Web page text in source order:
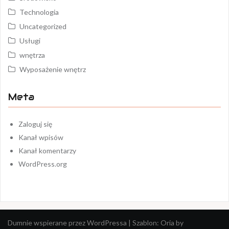
Technologia
Uncategorized
Usługi
wnętrza
Wyposażenie wnętrz
Meta
Zaloguj się
Kanał wpisów
Kanał komentarzy
WordPress.org
Dumnie wspierane przez WordPressa | Szablon: Oria by